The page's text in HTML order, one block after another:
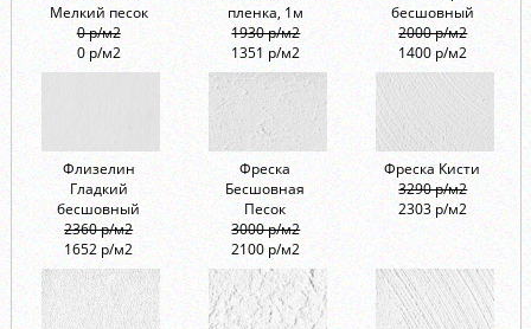
Мелкий песок
0 р/м2
0 р/м2
пленка, 1м
1930 р/м2
1351 р/м2
бесшовный
2000 р/м2
1400 р/м2
Флизелин
Гладкий
бесшовный
2360 р/м2
1652 р/м2
Фреска
Бесшовная
Песок
3000 р/м2
2100 р/м2
Фреска Кисти
3290 р/м2
2303 р/м2